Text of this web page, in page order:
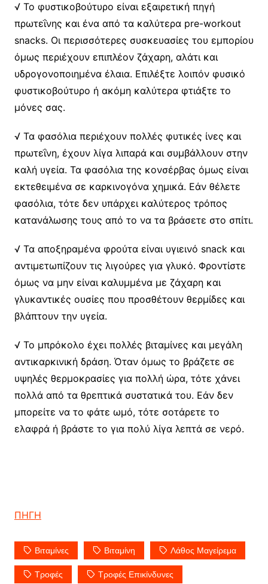
√ Το φυστικοβούτυρο είναι εξαιρετική πηγή
πρωτεΐνης και ένα από τα καλύτερα pre-workout
snacks. Οι περισσότερες συσκευασίες του εμπορίου
όμως περιέχουν επιπλέον ζάχαρη, αλάτι και
υδρογονοποιημένα έλαια. Επιλέξτε λοιπόν φυσικό
φυστικοβούτυρο ή ακόμη καλύτερα φτιάξτε το
μόνες σας.
√ Τα φασόλια περιέχουν πολλές φυτικές ίνες και
πρωτεΐνη, έχουν λίγα λιπαρά και συμβάλλουν στην
καλή υγεία. Τα φασόλια της κονσέρβας όμως είναι
εκτεθειμένα σε καρκινογόνα χημικά. Εάν θέλετε
φασόλια, τότε δεν υπάρχει καλύτερος τρόπος
κατανάλωσης τους από το να τα βράσετε στο σπίτι.
√ Τα αποξηραμένα φρούτα είναι υγιεινό snack και
αντιμετωπίζουν τις λιγούρες για γλυκό. Φροντίστε
όμως να μην είναι καλυμμένα με ζάχαρη και
γλυκαντικές ουσίες που προσθέτουν θερμίδες και
βλάπτουν την υγεία.
√ Το μπρόκολο έχει πολλές βιταμίνες και μεγάλη
αντικαρκινική δράση. Όταν όμως το βράζετε σε
υψηλές θερμοκρασίες για πολλή ώρα, τότε χάνει
πολλά από τα θρεπτικά συστατικά του. Εάν δεν
μπορείτε να το φάτε ωμό, τότε σοτάρετε το
ελαφρά ή βράστε το για πολύ λίγα λεπτά σε νερό.
ΠΗΓΗ
Βιταμίνες Βιταμίνη Λάθος Μαγείρεμα
Τροφές Τροφές Επικίνδυνες